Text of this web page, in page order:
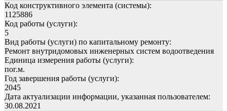
Код конструктивного элемента (системы):
1125886
Код работы (услуги):
5
Вид работы (услуги) по капитальному ремонту:
Ремонт внутридомовых инженерных систем водоотведения
Единица измерения работы (услуги):
пог.м.
Год завершения работы (услуги):
2045
Дата актуализации информации, указанная пользователем:
30.08.2021